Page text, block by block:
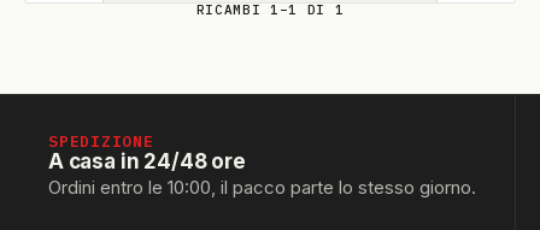
RICAMBI 1–1 DI 1
SPEDIZIONE
A casa in 24/48 ore
Ordini entro le 10:00, il pacco parte lo stesso giorno.